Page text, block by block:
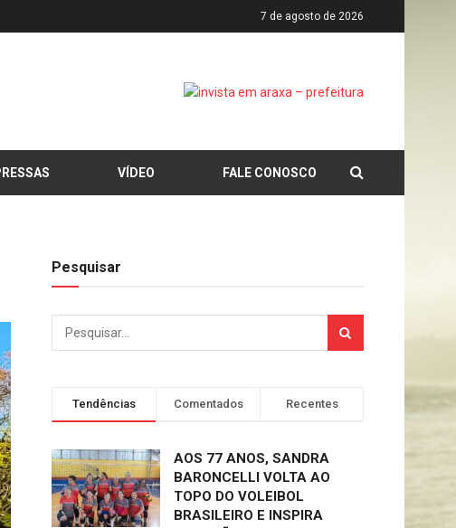
7 de agosto de 2026
VÍDEO FALE CONOSCO
Pesquisar
Tendências Comentados Recentes
AOS 77 ANOS, SANDRA
BARONCELLI VOLTA AO
TOPO DO VOLEIBOL
BRASILEIRO E INSPIRA